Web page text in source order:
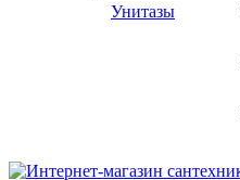
Унитазы